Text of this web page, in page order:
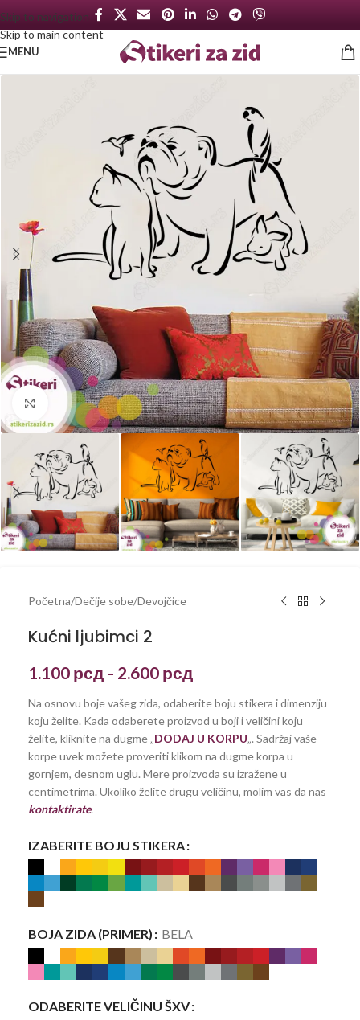
Skip to navigation
Skip to main content
MENU
Kliknite za uvećanje
Početna/Dečije sobe/Devojčice
Kućni ljubimci 2
1.100 рсд – 2.600 рсд
Na osnovu boje vašeg zida, odaberite boju stikera i dimenziju
koju želite. Kada odaberete proizvod u boji i veličini koju
želite, kliknite na dugme „DODAJ U KORPU„. Sadržaj vaše
korpe uvek možete proveriti klikom na dugme korpa u
gornjem, desnom uglu. Mere proizvoda su izražene u
centimetrima. Ukoliko želite drugu veličinu, molim vas da nas
kontaktirate.
IZABERITE BOJU STIKERA
BOJA ZIDA (PRIMER) BELA
ODABERITE VELIČINU ŠXV